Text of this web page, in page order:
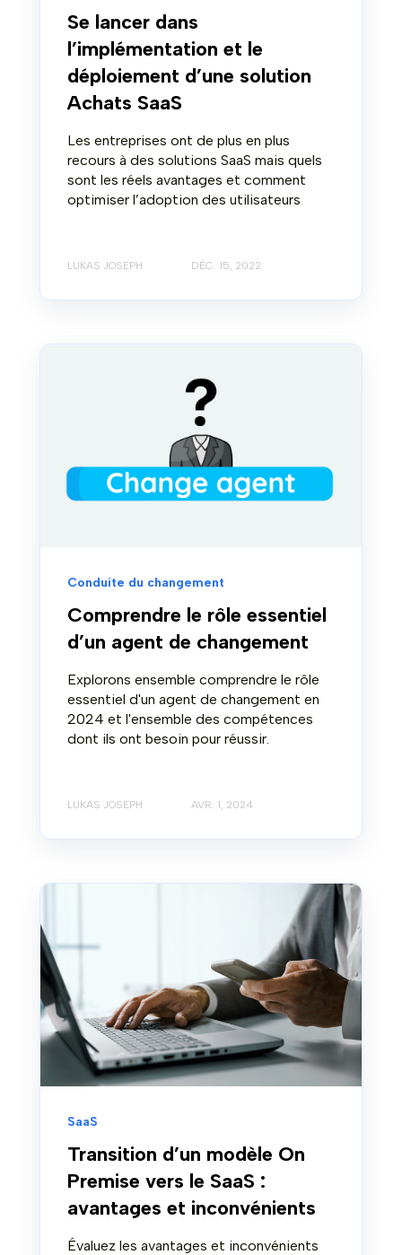
Se lancer dans
l’implémentation et le
déploiement d’une solution
Achats SaaS
Les entreprises ont de plus en plus
recours à des solutions SaaS mais quels
sont les réels avantages et comment
optimiser l’adoption des utilisateurs
LUKAS JOSEPH DÉC. 15, 2022
Conduite du changement
Comprendre le rôle essentiel
d’un agent de changement
Explorons ensemble comprendre le rôle
essentiel d'un agent de changement en
2024 et l'ensemble des compétences
dont ils ont besoin pour réussir.
LUKAS JOSEPH AVR. 1, 2024
SaaS
Transition d’un modèle On
Premise vers le SaaS :
avantages et inconvénients
Évaluez les avantages et inconvénients